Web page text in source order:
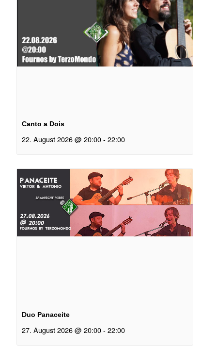
Canto a Dois
22. August 2026 @ 20:00 - 22:00
Duo Panaceite
27. August 2026 @ 20:00 - 22:00